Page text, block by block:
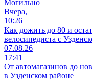
Могильно
Вчера,
10:26
Как дожить до 80 и
велосипедиста с
07.08.26
17:41
От автомагазинов до
в Узденском районе